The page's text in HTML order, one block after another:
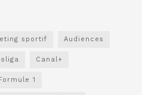
sportif Audiences
Canal+
1